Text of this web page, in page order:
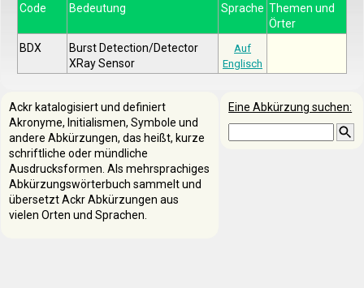
Code Bedeutung Sprache Themen und
Örter
BDX
Burst Detection/Detector
XRay Sensor
Auf
Englisch
Eine Abkürzung suchen:
Ackr katalogisiert und definiert
Akronyme, Initialismen, Symbole und
andere Abkürzungen, das heißt, kurze
schriftliche oder mündliche
Ausdrucksformen. Als mehrsprachiges
Abkürzungswörterbuch sammelt und
übersetzt Ackr Abkürzungen aus
vielen Orten und Sprachen.